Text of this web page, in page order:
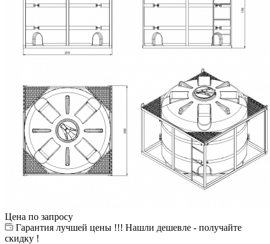
Цена по запросу
Гарантия лучшей цены !!! Нашли дешевле - получайте
скидку !